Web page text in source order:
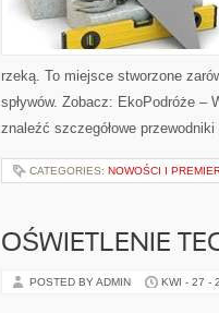
rzeką. To miejsce stworzone
spływów. Zobacz: EkoPodróże
znaleźć szczegółowe
CATEGORIES: NOWOŚCI I
OŚWIETLENIE
POSTED BY ADMIN KWI - 27 -